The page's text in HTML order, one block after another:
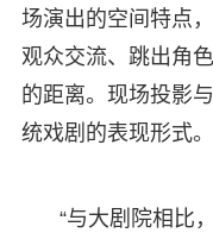
场演出的空间特点
观众交流、跳出角
的距离。现场投影
统戏剧的表现形式。
“与大剧院相比